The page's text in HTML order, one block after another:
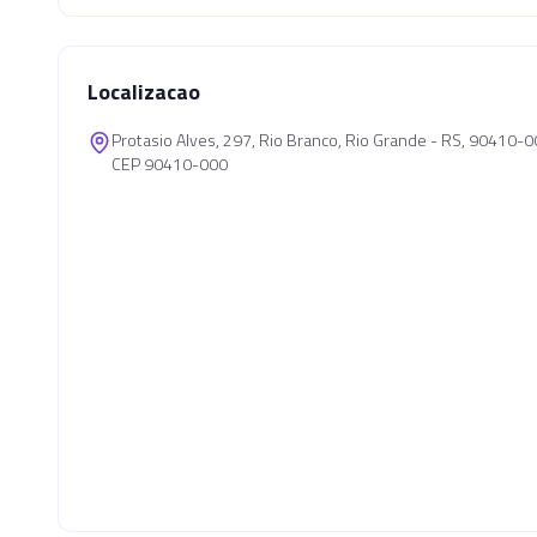
Localizacao
Protasio Alves, 297, Rio Branco, Rio Grande - RS, 90410-
CEP 90410-000